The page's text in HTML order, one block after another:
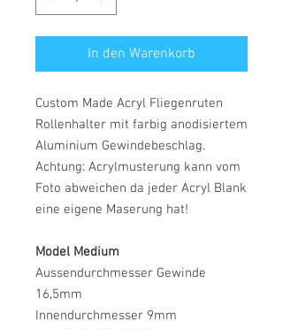
In den Warenkorb
Custom Made Acryl Fliegenruten
Rollenhalter mit farbig anodisiertem
Aluminium Gewindebeschlag.
Achtung: Acrylmusterung kann vom
Foto abweichen da jeder Acryl Blank
eine eigene Maserung hat!
Model Medium
Aussendurchmesser Gewinde
16,5mm
Innendurchmesser 9mm